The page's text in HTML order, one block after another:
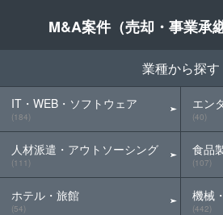
M&A案件（売却・事業承
業種から探す
IT・WEB・ソフトウェア
(184)
人材派遣・アウトソーシング
(111)
ホテル・旅館
(54)
エン
(40)
食品
(107)
機械
(442)